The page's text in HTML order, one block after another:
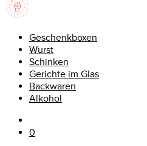
Geschenkboxen
Wurst
Schinken
Gerichte im Glas
Backwaren
Alkohol
0